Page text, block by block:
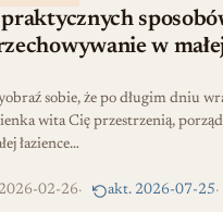
w
sobie, że po długim dniu
wita Cię przestrzenią,
łazience…
2026-02-26 akt. 2026-07-25